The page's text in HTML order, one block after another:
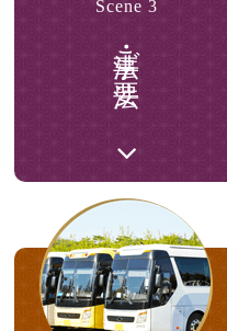
Scene 3
法事・ご法要